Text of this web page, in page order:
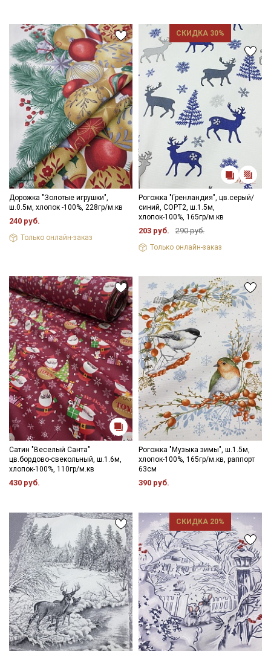
Дорожка "Золотые игрушки",
ш.0.5м, хлопок -100%, 228гр/м.кв
240 руб.
Только онлайн-заказ
СКИДКА 30%
Рогожка "Гренландия", цв.серый/
синий, СОРТ2, ш.1.5м,
хлопок-100%, 165гр/м.кв
203 руб. 290 руб.
Только онлайн-заказ
Сатин "Веселый Санта"
цв.бордово-свекольный, ш.1.6м,
хлопок-100%, 110гр/м.кв
430 руб.
Рогожка "Музыка зимы", ш.1.5м,
хлопок-100%, 165гр/м.кв, раппорт
63см
390 руб.
СКИДКА 20%